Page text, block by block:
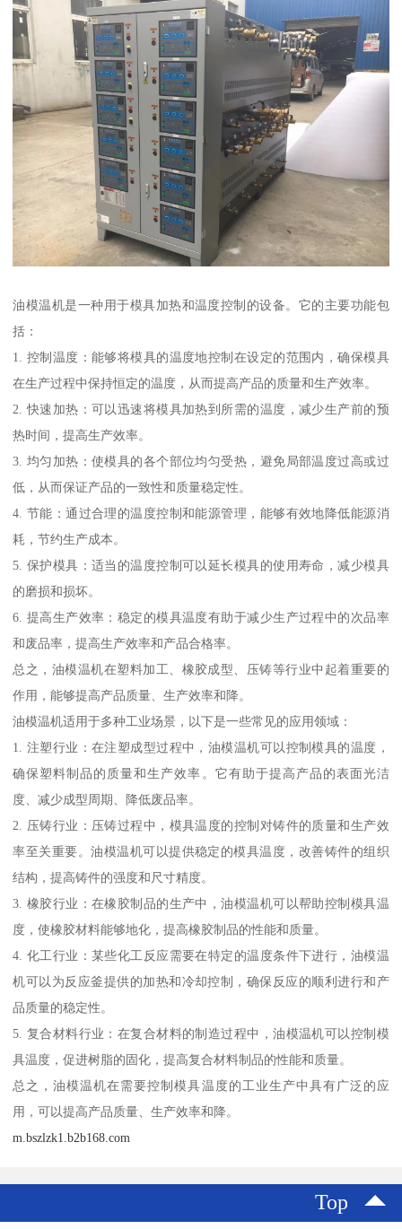
油模温机是一种用于模具加热和温度控制的设备。它的主要功能包
括：
1. 控制温度：能够将模具的温度地控制在设定的范围内，确保模具
在生产过程中保持恒定的温度，从而提高产品的质量和生产效率。
2. 快速加热：可以迅速将模具加热到所需的温度，减少生产前的预
热时间，提高生产效率。
3. 均匀加热：使模具的各个部位均匀受热，避免局部温度过高或过
低，从而保证产品的一致性和质量稳定性。
4. 节能：通过合理的温度控制和能源管理，能够有效地降低能源消
耗，节约生产成本。
5. 保护模具：适当的温度控制可以延长模具的使用寿命，减少模具
的磨损和损坏。
6. 提高生产效率：稳定的模具温度有助于减少生产过程中的次品率
和废品率，提高生产效率和产品合格率。
总之，油模温机在塑料加工、橡胶成型、压铸等行业中起着重要的
作用，能够提高产品质量、生产效率和降。
油模温机适用于多种工业场景，以下是一些常见的应用领域：
1. 注塑行业：在注塑成型过程中，油模温机可以控制模具的温度，
确保塑料制品的质量和生产效率。它有助于提高产品的表面光洁
度、减少成型周期、降低废品率。
2. 压铸行业：压铸过程中，模具温度的控制对铸件的质量和生产效
率至关重要。油模温机可以提供稳定的模具温度，改善铸件的组织
结构，提高铸件的强度和尺寸精度。
3. 橡胶行业：在橡胶制品的生产中，油模温机可以帮助控制模具温
度，使橡胶材料能够地化，提高橡胶制品的性能和质量。
4. 化工行业：某些化工反应需要在特定的温度条件下进行，油模温
机可以为反应釜提供的加热和冷却控制，确保反应的顺利进行和产
品质量的稳定性。
5. 复合材料行业：在复合材料的制造过程中，油模温机可以控制模
具温度，促进树脂的固化，提高复合材料制品的性能和质量。
总之，油模温机在需要控制模具温度的工业生产中具有广泛的应
用，可以提高产品质量、生产效率和降。
m.bszlzk1.b2b168.com
Top